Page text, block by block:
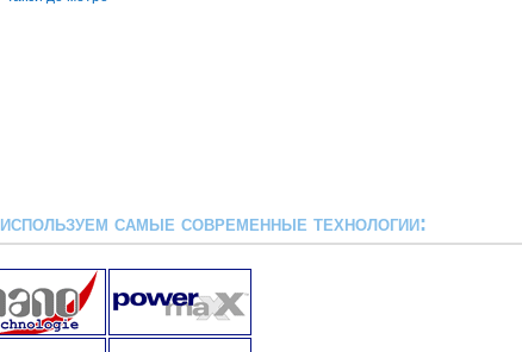
самые современные технологии: